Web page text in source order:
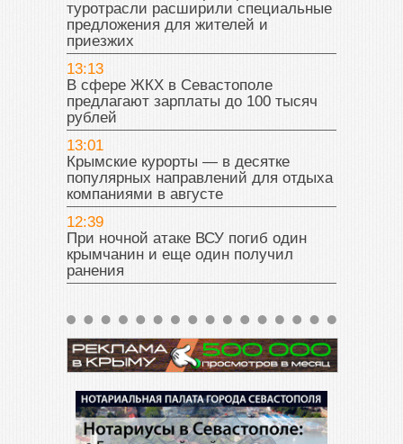
туротрасли расширили специальные
предложения для жителей и
приезжих
13:13
В сфере ЖКХ в Севастополе
предлагают зарплаты до 100 тысяч
рублей
13:01
Крымские курорты — в десятке
популярных направлений для отдыха
компаниями в августе
12:39
При ночной атаке ВСУ погиб один
крымчанин и еще один получил
ранения